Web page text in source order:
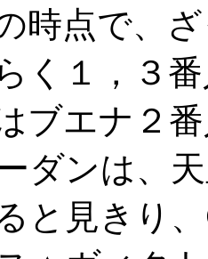
時点で、ざ
く１，３
はブエナ２
ダンは、
と見きり